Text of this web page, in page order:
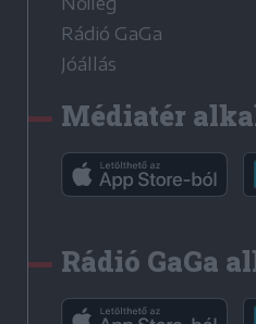
Rádió GaGa
Jóállás
Médiatér
Rádió GaGa